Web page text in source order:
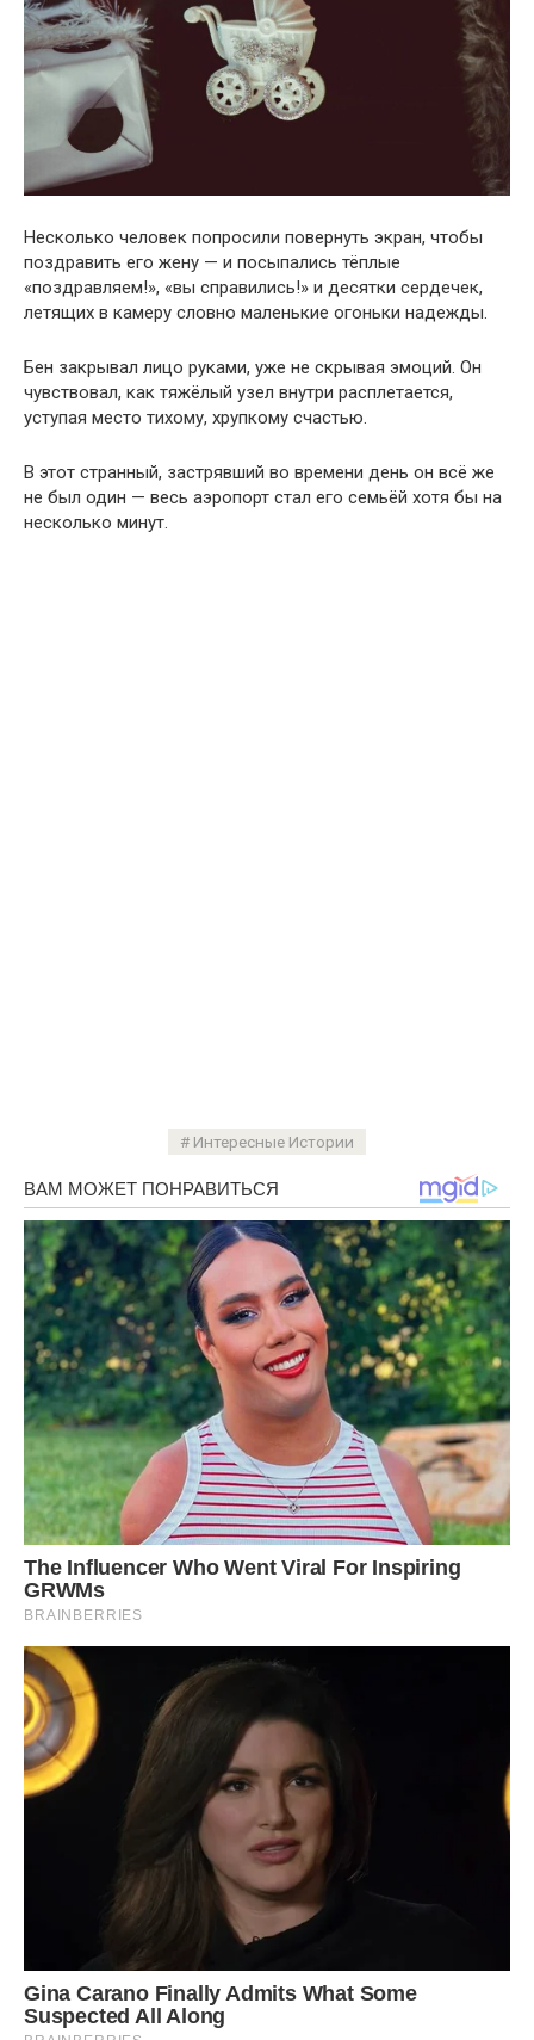
Несколько человек попросили повернуть экран, чтобы
поздравить его жену — и посыпались тёплые
«поздравляем!», «вы справились!» и десятки сердечек,
летящих в камеру словно маленькие огоньки надежды.
Бен закрывал лицо руками, уже не скрывая эмоций. Он
чувствовал, как тяжёлый узел внутри расплетается,
уступая место тихому, хрупкому счастью.
В этот странный, застрявший во времени день он всё же
не был один — весь аэропорт стал его семьёй хотя бы на
несколько минут.
Интересные Истории